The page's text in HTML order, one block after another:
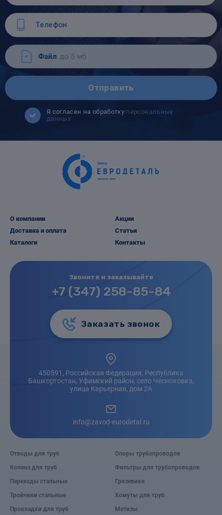
Файл до 5 мб
Отправить
Я согласен на обработку персональных
данных
О компании
Доставка и оплата
Каталоги
Акции
Статьи
Контакты
Звоните и заказывайте
+7 (347) 258-85-84
Заказать звонок
450591, Российская Федерация, Республика
Башкортостан, Уфимский район, село Чесноковка,
улица Карьерная, дом 2А
info@zavod-eurodetal.ru
Отводы для труб
Колена для труб
Переходы стальные
Тройники стальные
Прокладки для труб
Опоры трубопроводов
Фильтры для трубопроводов
Грязевики
Хомуты для труб
Метизы